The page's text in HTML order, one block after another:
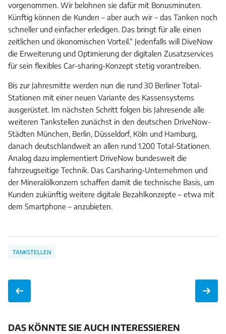
vorgenommen. Wir belohnen sie dafür mit Bonusminuten.
Künftig können die Kunden – aber auch wir – das Tanken noch
schneller und einfacher erledigen. Das bringt für alle einen
zeitlichen und ökonomischen Vorteil.“ Jedenfalls will DiveNow
die Erweiterung und Optimierung der digitalen Zusatzservices
für sein flexibles Car-sharing-Konzept stetig vorantreiben.
Bis zur Jahresmitte werden nun die rund 30 Berliner Total-
Stationen mit einer neuen Variante des Kassensystems
ausgerüstet. Im nächsten Schritt folgen bis Jahresende alle
weiteren Tankstellen zunächst in den deutschen DriveNow-
Städten München, Berlin, Düsseldorf, Köln und Hamburg,
danach deutschlandweit an allen rund 1.200 Total-Stationen.
Analog dazu implementiert DriveNow bundesweit die
fahrzeugseitige Technik. Das Carsharing-Unternehmen und
der Mineralölkonzern schaffen damit die technische Basis, um
Kunden zukünftig weitere digitale Bezahlkonzepte – etwa mit
dem Smartphone – anzubieten.
TANKSTELLEN
DAS KÖNNTE SIE AUCH INTERESSIEREN